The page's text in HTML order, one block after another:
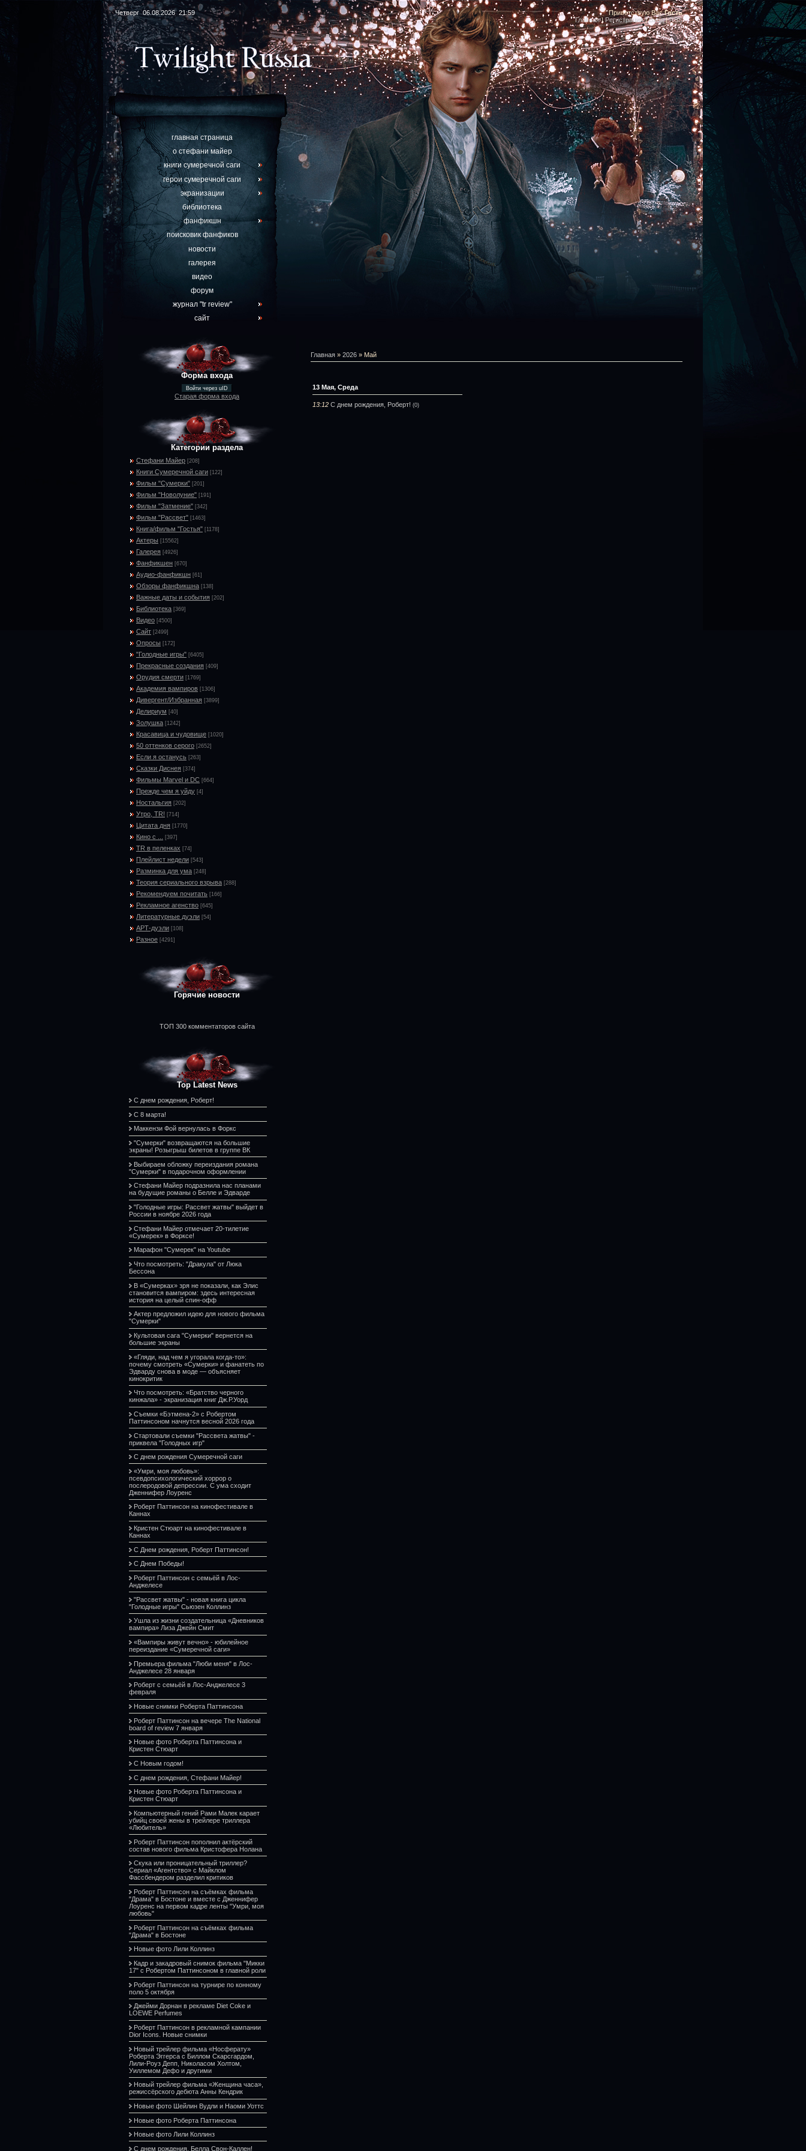
Четверг 06.08.2026 21:59 Приветствую Вас Гость
Главная|Регистрация|Вход|RSS
главная страница
о стефани майер
книги сумеречной саги
герои сумеречной саги
экранизации
библиотека
фанфикшн
поисковик фанфиков
новости
галерея
видео
форум
журнал "tr review"
сайт
Форма входа
Войти через uID
Старая форма входа
Категории раздела
Стефани Майер [208]
Книги Сумеречной саги [122]
Фильм "Сумерки" [201]
Фильм "Новолуние" [191]
Фильм "Затмение" [342]
Фильм "Рассвет" [1463]
Книга/фильм "Гостья" [1178]
Актеры [15562]
Галерея [4926]
Фанфикшен [670]
Аудио-фанфикшн [61]
Обзоры фанфикшна [138]
Важные даты и события [202]
Библиотека [369]
Видео [4500]
Сайт [2499]
Опросы [172]
"Голодные игры" [6405]
Прекрасные создания [409]
Орудия смерти [1769]
Академия вампиров [1306]
Дивергент/Избранная [3899]
Делириум [40]
Золушка [1242]
Красавица и чудовище [1020]
50 оттенков серого [2652]
Если я останусь [263]
Сказки Диснея [374]
Фильмы Marvel и DC [664]
Прежде чем я уйду [4]
Ностальгия [202]
Утро, TR! [714]
Цитата дня [1770]
Кино с ... [397]
TR в пеленках [74]
Плейлист недели [543]
Разминка для ума [248]
Теория сериального взрыва [288]
Рекомендуем почитать [166]
Рекламное агенство [645]
Литературные дуэли [54]
АРТ-дуэли [108]
Разное [4291]
Горячие новости
ТОП 300 комментаторов сайта
Top Latest News
С днем рождения, Роберт!
С 8 марта!
Маккензи Фой вернулась в Форкс
"Сумерки" возвращаются на большие
экраны! Розыгрыш билетов в группе ВК
Выбираем обложку переиздания романа
"Сумерки" в подарочном оформлении
Стефани Майер подразнила нас планами
на будущие романы о Белле и Эдварде
"Голодные игры: Рассвет жатвы" выйдет в
России в ноябре 2026 года
Стефани Майер отмечает 20-тилетие
«Сумерек» в Форксе!
Марафон "Сумерек" на Youtube
Что посмотреть: "Дракула" от Люка
Бессона
В «Сумерках» зря не показали, как Элис
становится вампиром: здесь интересная
история на целый спин-офф
Актер предложил идею для нового фильма
"Сумерки"
Культовая сага "Сумерки" вернется на
большие экраны
«Гляди, над чем я угорала когда-то»:
почему смотреть «Сумерки» и фанатеть по
Эдварду снова в моде — объясняет
кинокритик
Что посмотреть: «Братство черного
кинжала» - экранизация книг Дж.Р.Уорд
Съемки «Бэтмена-2» с Робертом
Паттинсоном начнутся весной 2026 года
Стартовали съемки "Рассвета жатвы" -
приквела "Голодных игр"
С днем рождения Сумеречной саги
«Умри, моя любовь»:
псевдопсихологический хоррор о
послеродовой депрессии. С ума сходит
Дженнифер Лоуренс
Роберт Паттинсон на кинофестивале в
Каннах
Кристен Стюарт на кинофестивале в
Каннах
С Днем рождения, Роберт Паттинсон!
С Днем Победы!
Роберт Паттинсон с семьёй в Лос-
Анджелесе
"Рассвет жатвы" - новая книга цикла
"Голодные игры" Сьюзен Коллинз
Ушла из жизни создательница «Дневников
вампира» Лиза Джейн Смит
«Вампиры живут вечно» - юбилейное
переиздание «Сумеречной саги»
Премьера фильма "Люби меня" в Лос-
Анджелесе 28 января
Роберт с семьёй в Лос-Анджелесе 3
февраля
Новые снимки Роберта Паттинсона
Роберт Паттинсон на вечере The National
board of review 7 января
Новые фото Роберта Паттинсона и
Кристен Стюарт
С Новым годом!
С днем рождения, Стефани Майер!
Новые фото Роберта Паттинсона и
Кристен Стюарт
Компьютерный гений Рами Малек карает
убийц своей жены в трейлере триллера
«Любитель»
Роберт Паттинсон пополнил актёрский
состав нового фильма Кристофера Нолана
Скука или проницательный триллер?
Сериал «Агентство» с Майклом
Фассбендером разделил критиков
Роберт Паттинсон на съёмках фильма
"Драма" в Бостоне и вместе с Дженнифер
Лоуренс на первом кадре ленты "Умри, моя
любовь"
Роберт Паттинсон на съёмках фильма
"Драма" в Бостоне
Новые фото Лили Коллинз
Кадр и закадровый снимок фильма "Микки
17" с Робертом Паттинсоном в главной роли
Роберт Паттинсон на турнире по конному
поло 5 октября
Джейми Дорнан в рекламе Diet Coke и
LOEWE Perfumes
Роберт Паттинсон в рекламной кампании
Dior Icons. Новые снимки
Новый трейлер фильма «Носферату»
Роберта Эггерса с Биллом Скарсгардом,
Лили-Роуз Депп, Николасом Холтом,
Уиллемом Дефо и другими
Новый трейлер фильма «Женщина часа»,
режиссёрского дебюта Анны Кендрик
Новые фото Шейлин Вудли и Наоми Уоттс
Новые фото Роберта Паттинсона
Новые фото Лили Коллинз
С днем рождения, Белла Свон-Каллен!
Главная » 2026 » Май
13 Мая, Среда
13:12 С днем рождения, Роберт! (0)